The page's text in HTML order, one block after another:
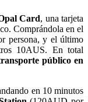
Card, una tarjeta
Comprándola en el
persona, y el último
10AUS. En total
público en
en 10 minutos